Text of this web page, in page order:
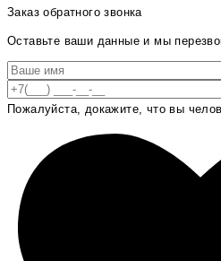
Заказ обратного звонка
Оставьте ваши данные и мы
Пожалуйста, докажите, что вы